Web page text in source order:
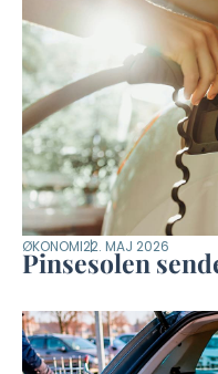
ØKONOMI22. MAJ 2026
Pinsesolen